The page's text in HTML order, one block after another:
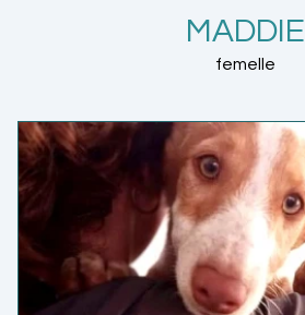
MADDIE
femelle